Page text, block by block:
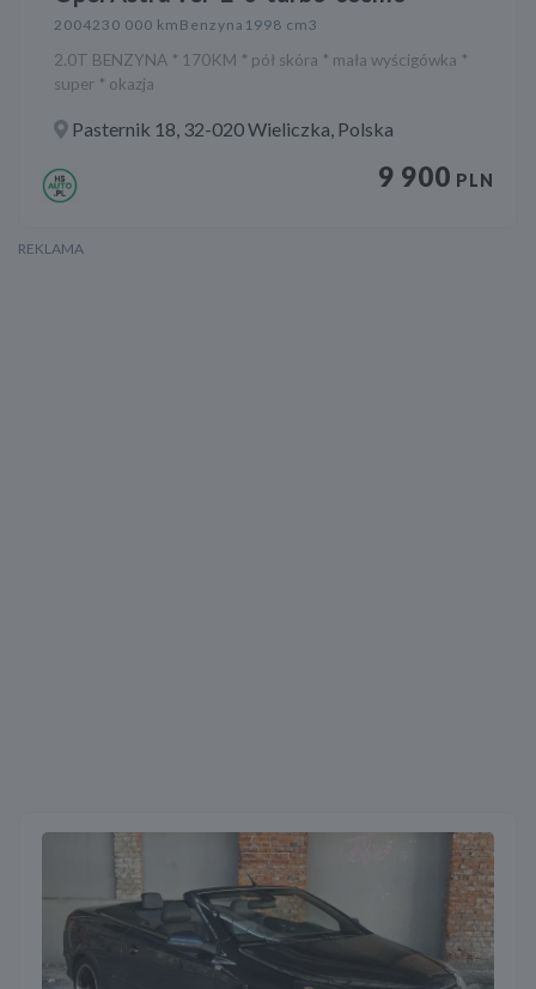
2004230 000 km Benzyna 1998 cm3
2.0T BENZYNA * 170KM * pół skóra * mała wyścigówka *
super * okazja
Pasternik 18, 32-020 Wieliczka, Polska
9 900 PLN